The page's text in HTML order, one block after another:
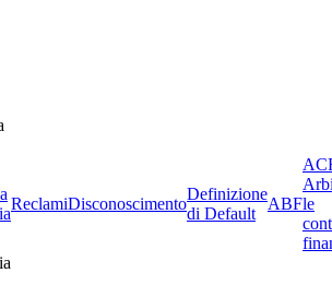
ReclamiDisconoscimento
Definizione
di Default
ABFle